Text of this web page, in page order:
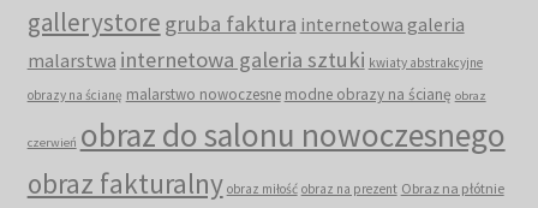
gallerystore gruba faktura internetowa galeria
malarstwa internetowa galeria sztuki kwiaty abstrakcyjne
obrazy na ścianę malarstwo nowoczesne modne obrazy na ścianę obraz
czerwień obraz do salonu nowoczesnego
obraz fakturalny obraz miłość obraz na prezent Obraz na płótnie